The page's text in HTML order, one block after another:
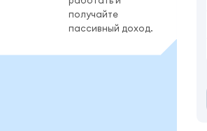
получайте
пассивный доход.